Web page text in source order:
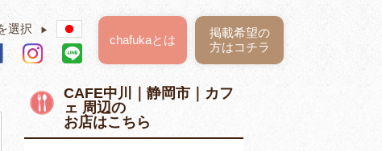
選択 ▶
掲載希望の
方はコチラ
chafukaとは
CAFE中川｜静岡市｜カフ
ェ 周辺の
お店はこちら